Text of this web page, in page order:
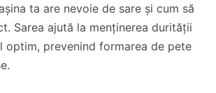
ta are nevoie de sare și cum să
Sarea ajută la menținerea durității
optim, prevenind formarea de pete